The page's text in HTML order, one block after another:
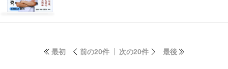
最初 前の20件 次の20件 最後